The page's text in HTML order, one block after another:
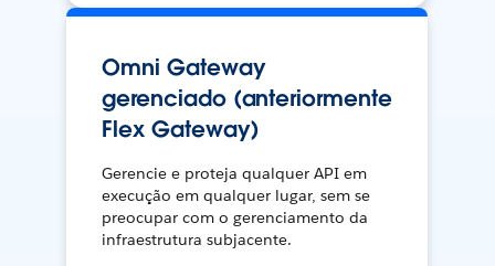
Omni Gateway
gerenciado (anteriormente
Flex Gateway)
Gerencie e proteja qualquer API em
execução em qualquer lugar, sem se
preocupar com o gerenciamento da
infraestrutura subjacente.